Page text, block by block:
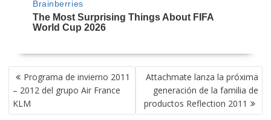
NAVEGACIÓN
DE
ENTRADAS
Programa de invierno 2011
– 2012 del grupo Air France
KLM
Attachmate lanza la próxima
generación de la familia de
productos Reflection 2011